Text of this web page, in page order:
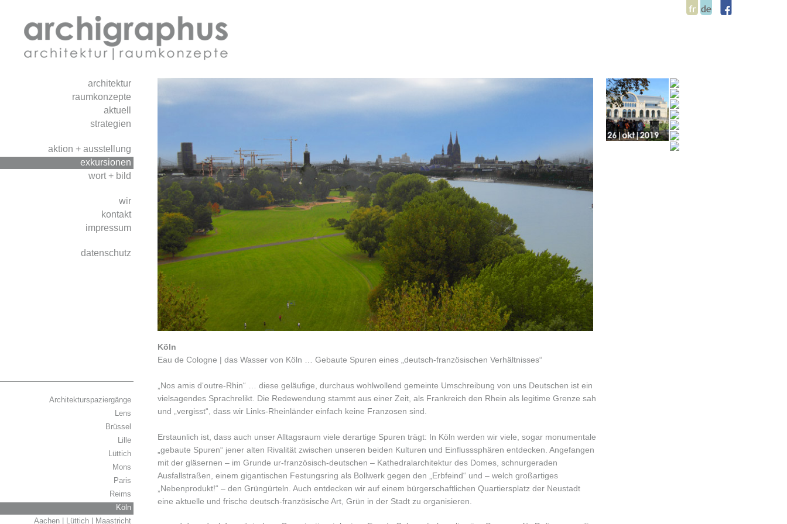
architektur
raumkonzepte
aktuell
strategien
aktion + ausstellung
exkursionen
wort + bild
wir
kontakt
impressum
datenschutz
Architekturspaziergänge
Lens
Brüssel
Lille
Lüttich
Mons
Paris
Reims
Köln
Aachen | Lüttich | Maastricht
Köln
Eau de Cologne | das Wasser von Köln … Gebaute Spuren eines „deutsch-französischen Verhältnisses“
„Nos amis d‘outre-Rhin“ … diese geläufige, durchaus wohlwollend gemeinte Umschreibung von uns Deutschen ist ein
vielsagendes Sprachrelikt. Die Redewendung stammt aus einer Zeit, als Frankreich den Rhein als legitime Grenze sah
und „vergisst“, dass wir Links-Rheinländer einfach keine Franzosen sind.
Erstaunlich ist, dass auch unser Alltagsraum viele derartige Spuren trägt: In Köln werden wir viele, sogar monumentale
„gebaute Spuren“ jener alten Rivalität zwischen unseren beiden Kulturen und Einflusssphären entdecken. Angefangen
mit der gläsernen – im Grunde ur-französisch-deutschen – Kathedralarchitektur des Domes, schnurgeraden
Ausfallstraßen, einem gigantischen Festungsring als Bollwerk gegen den „Erbfeind“ und – welch großartiges
„Nebenprodukt!“ – den Grüngürteln. Auch entdecken wir auf einem bürgerschaftlichen Quartiersplatz der Neustadt
eine aktuelle und frische deutsch-französische Art, Grün in der Stadt zu organisieren.